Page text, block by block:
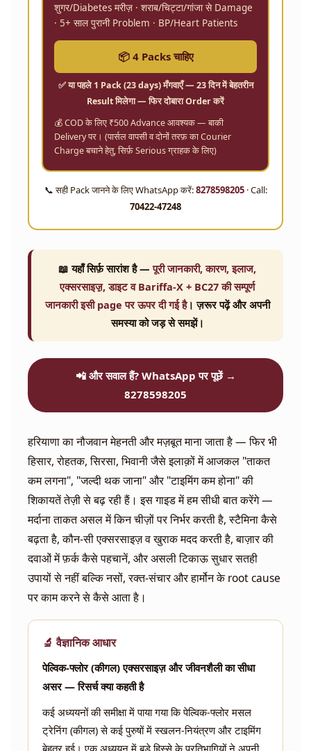
शुगर/Diabetes मरीज़ · शराब/चिट्टा/गांजा से Damage
· 5+ साल पुरानी Problem · BP/Heart Patients
📦 4 Packs चाहिए
✅ या पहले1 Pack (23 days)मँगवाएँ — 23 दिन में बेहतरीन
Result मिलेगा — फिर दोबारा Order करें
💰 COD के लिए ₹500 Advance आवश्यक — बाकी
Delivery पर। (पार्सल वापसी व दोनों तरफ़ का Courier
Charge बचाने हेतु, सिर्फ़ Serious ग्राहक के लिए)
📞 सही Pack जानने के लिए WhatsApp करें:8278598205· Call:
70422-47248
📖 यहाँ सिर्फ़ सारांश है —पूरी जानकारी, कारण, इलाज,
एक्सरसाइज़़, डाइट व Bariffa-X + BC27 की सम्पूर्ण
जानकारी इसी page पर ऊपर दी गई है। ज़रूर पढ़ें और अपनी
समस्या को जड़ से समझें।
📲 और सवाल हैं? WhatsApp पर पूछें →
8278598205
हरियाणा का नौजवान मेहनती और मज़बूत माना जाता है — फिर भी
हिसार, रोहतक, सिरसा, भिवानी जैसे इलाक़ों में आजकल "ताकत
कम लगना", "जल्दी थक जाना" और "टाइमिंग कम होना" की
शिकायतें तेज़ी से बढ़ रही हैं। इस गाइड में हम सीधी बात करेंगे —
मर्दाना ताकत असल में किन चीज़ों पर निर्भर करती है, स्टैमिना कैसे
बढ़ता है, कौन-सी एक्सरसाइज़ व खुराक मदद करती है, बाज़ार की
दवाओं में फ़र्क कैसे पहचानें, और असली टिकाऊ सुधार सतही
उपायों से नहीं बल्कि नसों, रक्त-संचार और हार्मोन के root cause
पर काम करने से कैसे आता है।
🔬 वैज्ञानिक आधार
पेल्विक-फ्लोर (कीगल) एक्सरसाइज़ और जीवनशैली का सीधा
असर — रिसर्च क्या कहती है
कई अध्ययनों की समीक्षा में पाया गया कि पेल्विक-फ्लोर मसल
ट्रेनिंग (कीगल) से कई पुरुषों में स्खलन-नियंत्रण और टाइमिंग
बेहतर हुई। एक अध्ययन में बड़े हिस्से के प्रतिभागियों ने अपनी